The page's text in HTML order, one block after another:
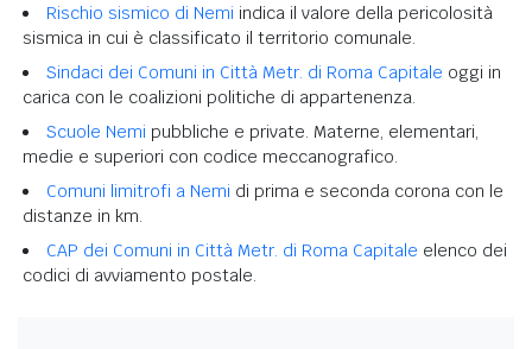
Rischio sismico di Nemi indica il valore della pericolosità
sismica in cui è classificato il territorio comunale.
Sindaci dei Comuni in Città Metr. di Roma Capitale oggi in
carica con le coalizioni politiche di appartenenza.
Scuole Nemi pubbliche e private. Materne, elementari,
medie e superiori con codice meccanografico.
Comuni limitrofi a Nemi di prima e seconda corona con le
distanze in km.
CAP dei Comuni in Città Metr. di Roma Capitale elenco dei
codici di avviamento postale.